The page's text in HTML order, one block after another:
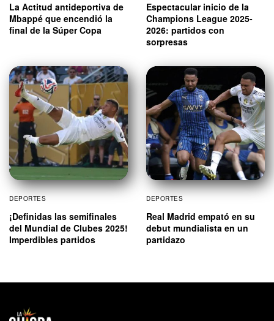
La Actitud antideportiva de
Mbappé que encendió la
final de la Súper Copa
Espectacular inicio de la
Champions League 2025-
2026: partidos con
sorpresas
DEPORTES
¡Definidas las semifinales
del Mundial de Clubes 2025!
Imperdibles partidos
DEPORTES
Real Madrid empató en su
debut mundialista en un
partidazo